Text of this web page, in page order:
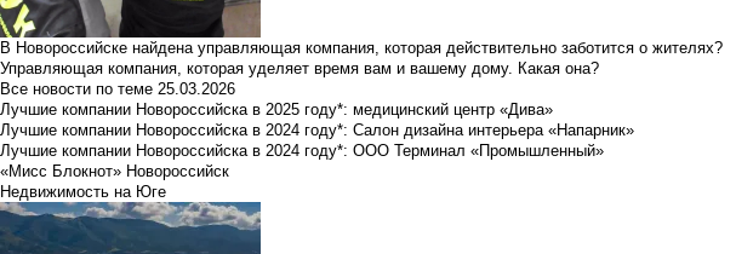
В Новороссийске найдена управляющая компания, которая действительно заботится о жителях?
Управляющая компания, которая уделяет время вам и вашему дому. Какая она?
Все новости по теме 25.03.2026
Лучшие компании Новороссийска в 2025 году*: медицинский центр «Дива»
Лучшие компании Новороссийска в 2024 году*: Салон дизайна интерьера «Напарник»
Лучшие компании Новороссийска в 2024 году*: ООО Терминал «Промышленный»
«Мисс Блокнот» Новороссийск
Недвижимость на Юге